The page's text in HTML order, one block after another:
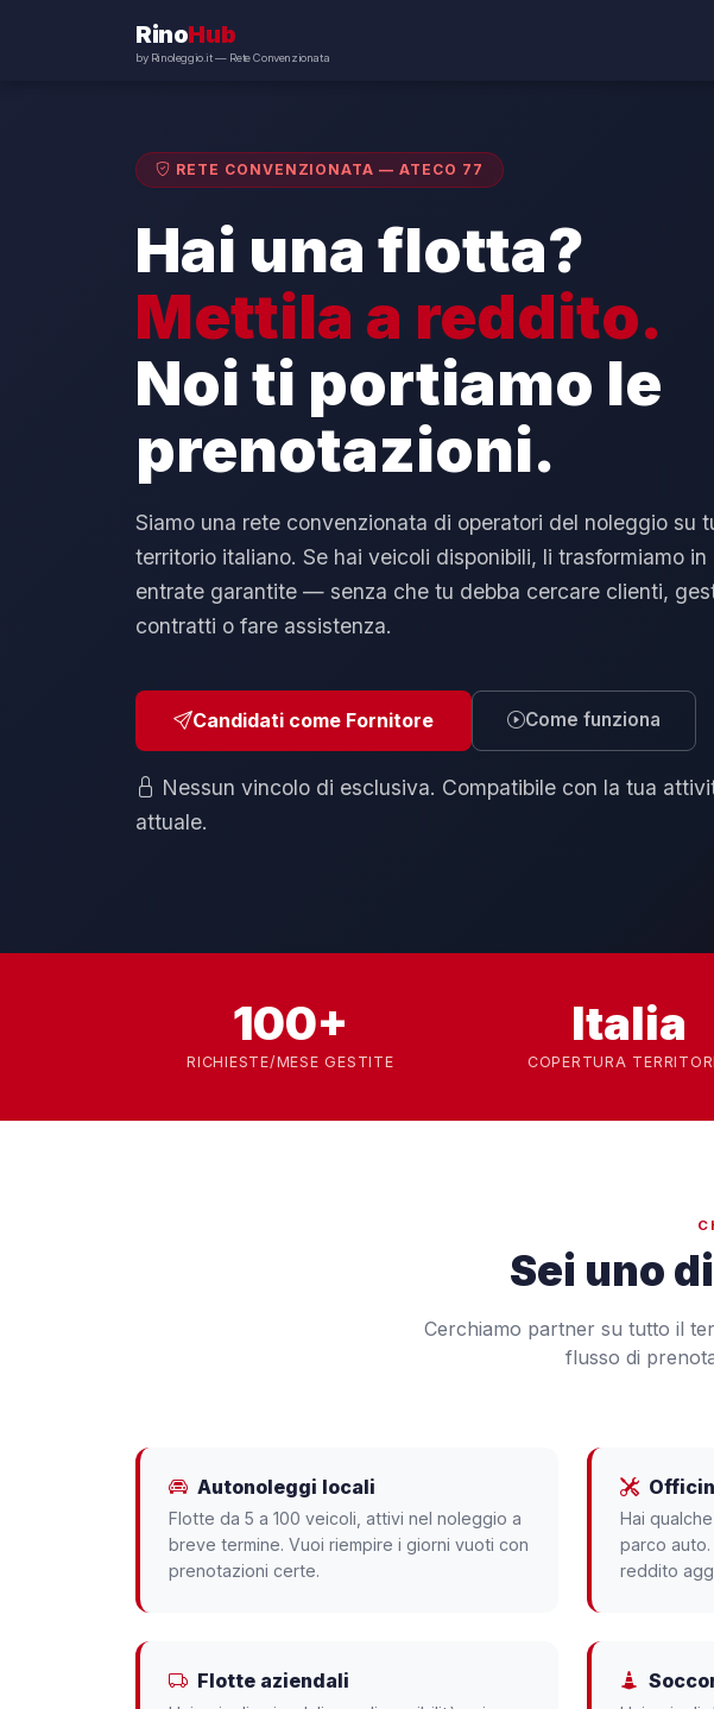
RinoHub
by Rinoleggio.it — Rete Convenzionata
RETE CONVENZIONATA — ATECO 77
Hai una flotta?
Mettila a reddito.
Noi ti portiamo le
prenotazioni.
Siamo una rete convenzionata di operatori del noleggio su
territorio italiano. Se hai veicoli disponibili, li trasformiamo in
entrate garantite — senza che tu debba cercare clienti,
contratti o fare assistenza.
Candidati come Fornitore Come funziona
Nessun vincolo di esclusiva. Compatibile con la tua
attuale.
100+
RICHIESTE/MESE GESTITE
Italia
COPERTURA
Sei uno
Cerchiamo partner su tutto il
flusso di
Autonoleggi locali
Flotte da 5 a 100 veicoli, attivi nel noleggio a
breve termine. Vuoi riempire i giorni vuoti con
prenotazioni certe.
Hai
parco
reddito
Flotte aziendali